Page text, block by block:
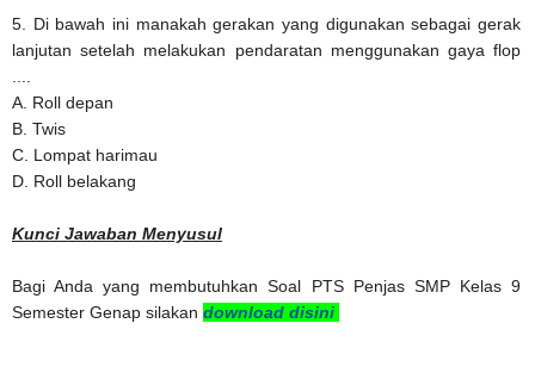
5. Di bawah ini manakah gerakan yang digunakan sebagai gerak
lanjutan setelah melakukan pendaratan menggunakan gaya flop
A. Roll depan
B. Twis
C. Lompat harimau
D. Roll belakang
Kunci Jawaban Menyusul
Bagi Anda yang membutuhkan Soal PTS Penjas SMP Kelas 9
Semester Genap silakan download disini